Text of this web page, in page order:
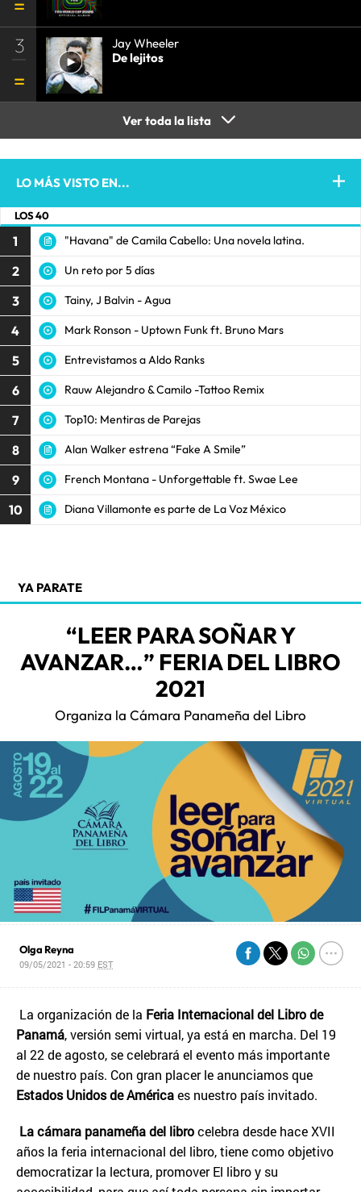
3
Jay Wheeler
De lejitos
Ver toda la lista
LO MÁS VISTO EN...
LOS 40
1 "Havana" de Camila Cabello: Una novela latina.
2 Un reto por 5 días
3 Tainy, J Balvin - Agua
4 Mark Ronson - Uptown Funk ft. Bruno Mars
5 Entrevistamos a Aldo Ranks
6 Rauw Alejandro & Camilo -Tattoo Remix
7 Top10: Mentiras de Parejas
8 Alan Walker estrena “Fake A Smile”
9 French Montana - Unforgettable ft. Swae Lee
10 Diana Villamonte es parte de La Voz México
YA PARATE
“LEER PARA SOÑAR Y
AVANZAR…” FERIA DEL LIBRO
2021
Organiza la Cámara Panameña del Libro
Olga Reyna
09/05/2021 - 20:59 EST
La organización de la Feria Internacional del Libro de
Panamá, versión semi virtual, ya está en marcha. Del 19
al 22 de agosto, se celebrará el evento más importante
de nuestro país. Con gran placer le anunciamos que
Estados Unidos de Américaes nuestro país invitado.
La cámara panameña del librocelebra desde hace XVII
años la feria internacional del libro, tiene como objetivo
democratizar la lectura, promover El libro y su